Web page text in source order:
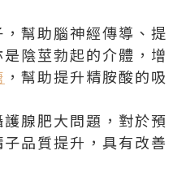
幫助腦神經傳導、提
陰莖勃起的介體，增
，幫助提升精胺酸的吸
腺肥大問題，對於預
品質提升，具有改善